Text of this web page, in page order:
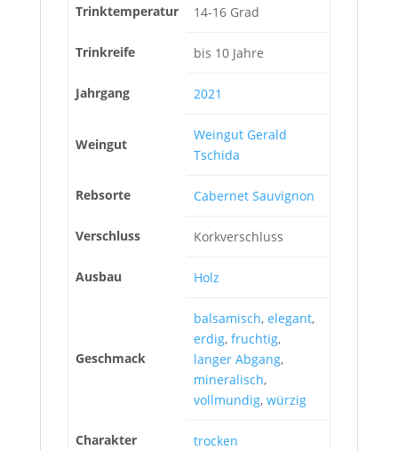
Trinktemperatur 14-16 Grad
Trinkreife bis 10 Jahre
Jahrgang 2021
Weingut
Weingut Gerald
Tschida
Rebsorte Cabernet Sauvignon
Verschluss Korkverschluss
Ausbau Holz
Geschmack
balsamisch, elegant,
erdig, fruchtig,
langer Abgang,
mineralisch,
vollmundig, würzig
Charakter trocken